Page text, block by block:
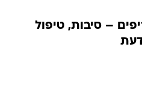
– סיבות, טיפול